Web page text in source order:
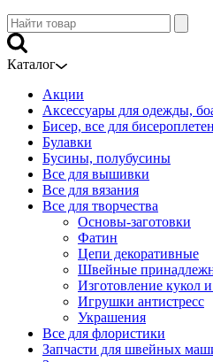
Каталог
Акции
Аксессуары для одежды,
Бисер, все для
Булавки
Бусины, полубусины
Все для вышивки
Все для вязания
Все для творчества
Основы-заготовки
Фатин
Цепи декоративные
Швейные
Изготовление кукол
Игрушки антистресс
Украшения
Все для флористики
Запчасти для швейных